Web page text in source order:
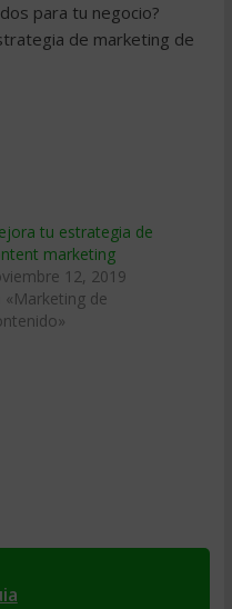
para tu negocio?
de marketing de
tu estrategia de
marketing
12, 2019
«Marketing de